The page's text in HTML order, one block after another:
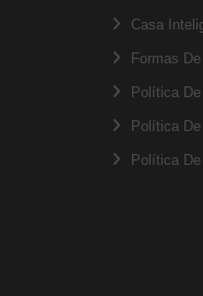
Casa
Formas
Política
Política
Política